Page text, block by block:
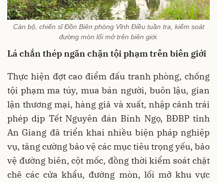
Cán bộ, chiến sĩ Đồn Biên phòng Vĩnh Điều tuần tra, kiểm soát
đường mòn lối mở trên biên giới.
Láchắn thép ngăn chặn tội phạm trên biên giới
Thực hiện đợt cao điểm đấu tranh phòng, chống
tội phạm ma túy, mua bán người, buôn lậu, gian
lận thương mại, hàng giả và xuất, nhập cảnh trái
phép dịp Tết Nguyên đán Bính Ngọ, BĐBP tỉnh
An Giang đã triển khai nhiều biện pháp nghiệp
vụ, tăng cường bảo vệ các mục tiêu trọng yếu, bảo
vệ đường biên, cột mốc, đồng thời kiểm soát chặt
chẽ các cửa khẩu, đường mòn, lối mở khu vực